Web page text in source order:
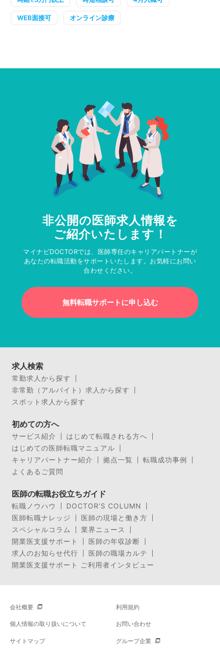
WEB面接可 オンライン診療
非公開の医師求人情報を
ご紹介いたします！
マイナビDOCTORでは、医師専任のキャリアパートナーが
あなたの転職活動をサポートいたします。お気軽にお問い
合わせください。
無料転職サポートに申し込む
求人検索
常勤求人から探す
非常勤（アルバイト）求人から探す
スポット求人から探す
初めての方へ
サービス紹介
はじめて転職される方へ
はじめての医師転職マニュアル
キャリアパートナー紹介
拠点一覧
転職成功事例
よくあるご質問
医師の転職お役立ちガイド
転職ノウハウ
DOCTOR’S COLUMN
医師転職ナレッジ
医師の現場と働き方
スペシャルコラム
業界ニュース
開業医支援サポート
医師の年収診断
求人のお知らせ代行
医師の職場カルテ
開業医支援サポート ご利用者インタビュー
会社概要 利用規約
個人情報の取り扱いについて お問い合わせ
サイトマップ グループ企業